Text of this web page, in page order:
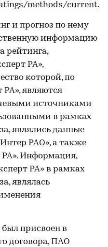
methods/current.
и прогноз по нему
информацию
рейтинга,
РА»,
которой, по
являются
источниками
в рамках
являлись данные
РАО», а также
Информация,
РА» в рамках
являлась
присвоен в
договора, ПАО